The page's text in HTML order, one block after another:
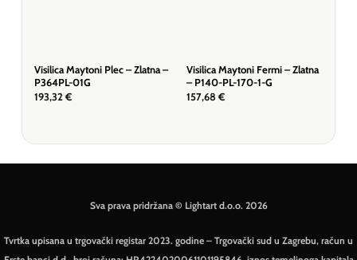
Visilica Maytoni Plec – Zlatna –
P364PL-01G
193,32 €
Visilica Maytoni Fermi – Zlatna
– P140-PL-170-1-G
157,68 €
Sva prava pridržana © Lightart d.o.o. 2026
Tvrtka upisana u trgovački registar 2023. godine – Trgovački sud u Zagrebu, račun u